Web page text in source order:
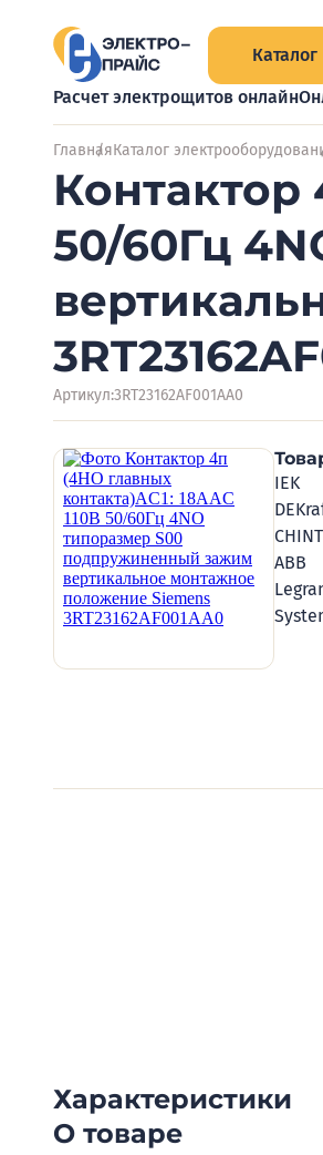
Каталог
Расчет электрощитов онлайн
ГлавнаяКаталог
Контактор
50/60Гц
Артикул:3RT23162AF001AA0
IEK
CHINT
ABB
Характеристики
О товаре